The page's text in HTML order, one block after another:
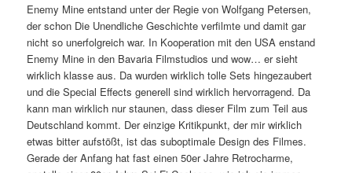
Enemy Mine entstand unter der Regie von Wolfgang Petersen,
der schon Die Unendliche Geschichte verfilmte und damit gar
nicht so unerfolgreich war. In Kooperation mit den USA enstand
Enemy Mine in den Bavaria Filmstudios und wow… er sieht
wirklich klasse aus. Da wurden wirklich tolle Sets hingezaubert
und die Special Effects generell sind wirklich hervorragend. Da
kann man wirklich nur staunen, dass dieser Film zum Teil aus
Deutschland kommt. Der einzige Kritikpunkt, der mir wirklich
etwas bitter aufstößt, ist das suboptimale Design des Filmes.
Gerade der Anfang hat fast einen 50er Jahre Retrocharme,